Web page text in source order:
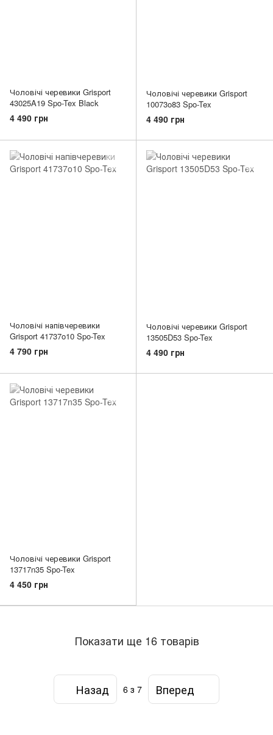
Чоловічі черевики Grisport
43025A19 Spo-Tex Black
4 490 грн
Чоловічі черевики Grisport
10073o83 Spo-Tex
4 490 грн
Чоловічі напівчеревики
Grisport 41737o10 Spo-Tex
4 790 грн
Чоловічі черевики Grisport
13505D53 Spo-Tex
4 490 грн
Чоловічі черевики Grisport
13717n35 Spo-Tex
4 450 грн
Показати ще 16 товарів
Назад 6 з 7 Вперед